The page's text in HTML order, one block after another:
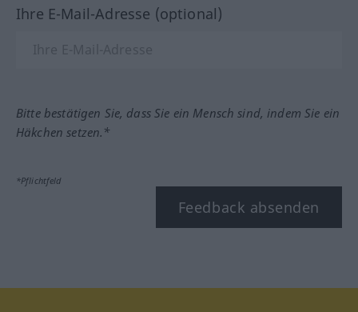
Ihre E-Mail-Adresse (optional)
Bitte bestätigen Sie, dass Sie ein Mensch sind, indem Sie ein
Häkchen setzen.*
*Pflichtfeld
Feedback absenden